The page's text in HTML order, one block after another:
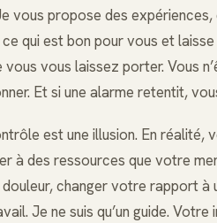
vous propose des
qui est bon pour vous et
vous vous laissez porter. Vous
Et si une alarme retentit,
est une illusion. En réalité,
à des ressources que votre
changer votre rapport à
Je ne suis qu’un guide.